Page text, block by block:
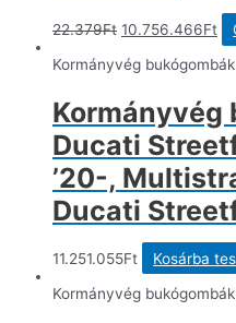
22.379Ft Original
was:
10.756.466Ft
is:
Kormányvég bukógombák
Kormányvég
Ducati
’20-,
Ducati
11.251.055Ft
Kosárba
Kormányvég bukógombák